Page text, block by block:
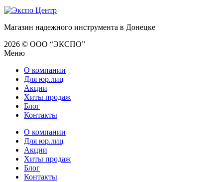
Магазин надежного инструмента в Донецке
2026 © ООО “ЭКСПО”
Меню
О компании
Для юр.лиц
Акции
Хиты продаж
Блог
Контакты
О компании
Для юр.лиц
Акции
Хиты продаж
Блог
Контакты